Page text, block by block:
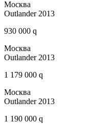
Москва
Outlander 2013
930 000 q
Москва
Outlander 2013
1 179 000 q
Москва
Outlander 2013
1 190 000 q